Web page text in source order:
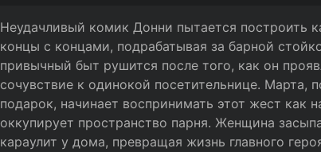
Неудачливый комик Донни пытается построить
концы с концами, подрабатывая за барной
привычный быт рушится после того, как он
сочувствие к одинокой посетительнице. Марта,
подарок, начинает воспринимать этот жест как
оккупирует пространство парня. Женщина
караулит у дома, превращая жизнь главного